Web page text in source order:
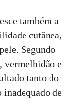
também a
cutânea,
Segundo
vermelhidão e
tanto do
inadequado de